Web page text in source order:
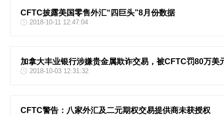
CFTC披露美国零售外汇“四巨头”8月份数据
2018-10-11 12:47:04
加拿大丰业银行涉嫌贵金属欺诈交易，被CFTC罚80万美
2018-10-03 12:31:32
CFTC警告：八家外汇及二元期权交易提供商未获授权